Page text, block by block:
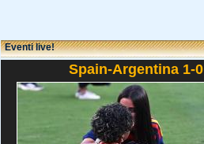
Eventi live!
Spain-Argentina 1-0